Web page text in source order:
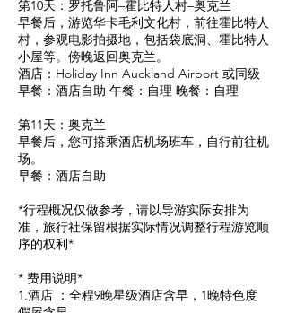
第10天：罗托鲁阿–霍比特人村–奥克兰
早餐后，游览华卡毛利文化村，前往霍比特人
村，参观电影拍摄地，包括袋底洞、霍比特人
小屋等。傍晚返回奥克兰。
酒店：Holiday Inn Auckland Airport 或同级
早餐：酒店自助 午餐：自理 晚餐：自理
第11天：奥克兰
早餐后，您可搭乘酒店机场班车，自行前往机
场。
早餐：酒店自助
*行程概况仅做参考，请以导游实际安排为
准，旅行社保留根据实际情况调整行程游览顺
序的权利*
* 费用说明*
1.酒店 ：全程9晚星级酒店含早，1晚特色度